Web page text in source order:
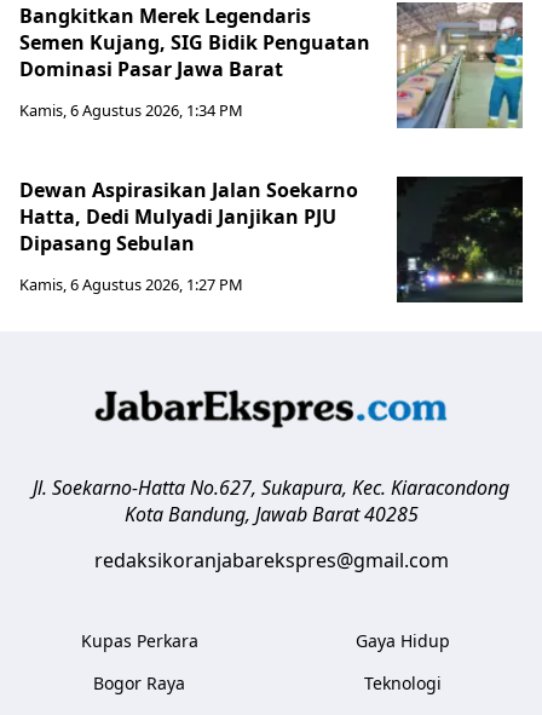
Bangkitkan Merek Legendaris
Semen Kujang, SIG Bidik Penguatan
Dominasi Pasar Jawa Barat
Kamis, 6 Agustus 2026, 1:34 PM
Dewan Aspirasikan Jalan Soekarno
Hatta, Dedi Mulyadi Janjikan PJU
Dipasang Sebulan
Kamis, 6 Agustus 2026, 1:27 PM
Jl. Soekarno-Hatta No.627, Sukapura, Kec. Kiaracondong
Kota Bandung, Jawab Barat 40285
redaksikoranjabarekspres@gmail.com
Kupas Perkara
Bogor Raya
Gaya Hidup
Teknologi